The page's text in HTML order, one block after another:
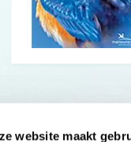
website maakt